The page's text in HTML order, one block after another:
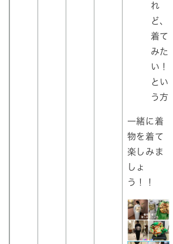
れ
ど、
着て
みた
い！
とい
う方
一緒に着
物を着て
楽しみま
しょ
う！！